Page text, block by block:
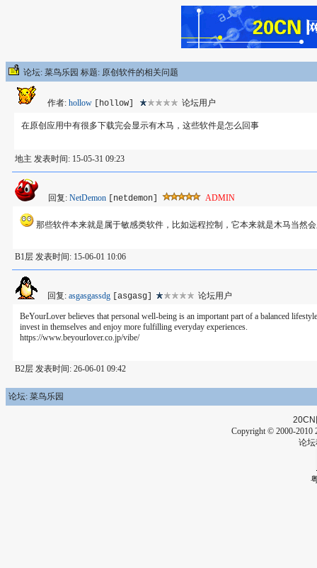
论坛: 菜鸟乐园 标题: 原创软件的相关问题
作者: hollow [hollow] 论坛用户
在原创应用中有很多下载完会显示有木马，这些软件是怎么回事
地主 发表时间: 15-05-31 09:23
回复: NetDemon [netdemon] ADMIN
那些软件本来就是属于敏感类软件，比如远程控制，它本来就是木马当然
B1层 发表时间: 15-06-01 10:06
回复: asgasgassdg [asgasg] 论坛用户
BeYourLover believes that personal well-being is an important part of a balanced
invest in themselves and enjoy more fulfilling everyday experiences.
https://www.beyourlover.co.jp/vibe/
B2层 发表时间: 26-06-01 09:42
论坛: 菜鸟乐园
20CN
Copyright © 2000-2010
论